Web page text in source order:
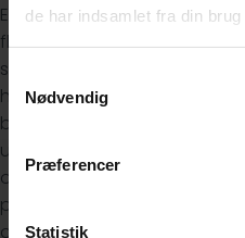
de har indsamlet fra din
Nødvendig
Præferencer
Statistik
Er du færdig i
flyttet hjemmefra eller er
siden sidst? Så er du
har særlig erfaring med
bl.a. fra den kommunale
ungdomstandpleje – og
overblik og en enkel plan, så
problemer ikke vokser sig
også, at mange unge har et